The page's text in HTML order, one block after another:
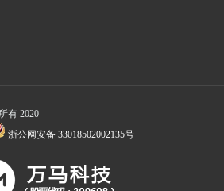
有 2020
浙公网安备 33018502002135号